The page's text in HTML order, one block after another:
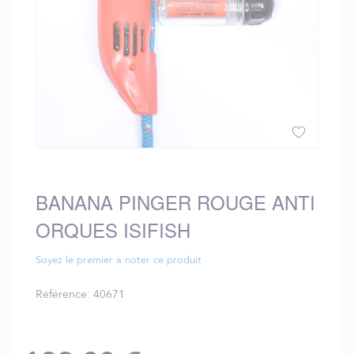
the
beginning
of
the
images
BANANA PINGER ROUGE ANTI
ORQUES ISIFISH
Soyez le premier à noter ce produit
Référence 40671